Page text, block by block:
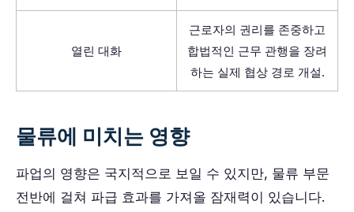
열린 대화
근로자의 권리를 존중하고
합법적인 근무 관행을 장려
하는 실제 협상 경로 개설.
물류에 미치는 영향
파업의 영향은 국지적으로 보일 수 있지만, 물류 부문
전반에 걸쳐 파급 효과를 가져올 잠재력이 있습니다.